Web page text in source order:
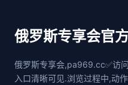
俄罗斯专享会官
俄罗斯专享会,pa969.cc✅访
入口清晰可见.浏览过程中,动